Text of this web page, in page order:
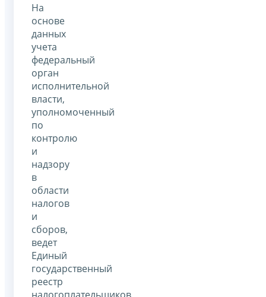
На
основе
данных
учета
федеральный
орган
исполнительной
власти,
уполномоченный
по
контролю
и
надзору
в
области
налогов
и
сборов,
ведет
Единый
государственный
реестр